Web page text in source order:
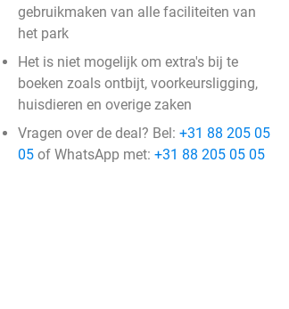
gebruikmaken van alle faciliteiten van
het park
Het is niet mogelijk om extra's bij te
boeken zoals ontbijt, voorkeursligging,
huisdieren en overige zaken
Vragen over de deal? Bel: +31 88 205 05
05 of WhatsApp met: +31 88 205 05 05